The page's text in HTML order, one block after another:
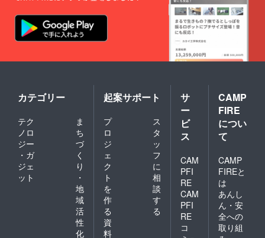
カテゴリー
テク
ノロ
ジー
・ガ
ジェ
ット
ま
ち
づ
く
り
・
地
域
活
性
化
起案サポート
プ
ロ
ジ
ェ
ク
ト
を
作
る
ス
タ
ッ
フ
に
相
談
す
る
資
料
サ
ー
ビ
ス
CAM
PFI
RE
CAM
PFI
RE
コ
CAMP
FIRE
につい
て
CAMP
FIREと
は
あんし
ん・安
全への
取り組